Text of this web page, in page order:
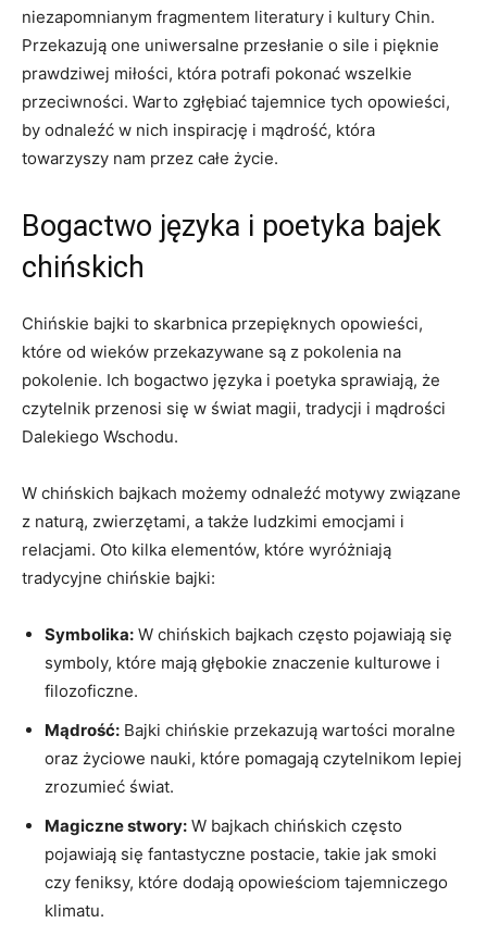
niezapomnianym fragmentem ⁣literatury i kultury Chin.
Przekazują⁣ one​ uniwersalne przesłanie o sile i ‌pięknie
prawdziwej miłości, która potrafi ‌pokonać wszelkie
przeciwności. Warto zgłębiać tajemnice tych opowieści,
by odnaleźć w nich inspirację i mądrość, która
towarzyszy⁣ nam przez całe życie.
Bogactwo języka i poetyka bajek
‌chińskich
Chińskie bajki to skarbnica przepięknych opowieści,
które od wieków przekazywane są z pokolenia na
pokolenie. Ich bogactwo języka i ⁤poetyka sprawiają, że
⁣czytelnik przenosi się w świat magii, tradycji i mądrości
Dalekiego ‌Wschodu.
W chińskich bajkach możemy odnaleźć motywy związane
z naturą, zwierzętami, a także‌ ludzkimi emocjami i
relacjami. Oto kilka elementów, które wyróżniają
tradycyjne chińskie ⁢bajki:
Symbolika: W chińskich bajkach często pojawiają się
symboly, które mają głębokie znaczenie kulturowe i
filozoficzne.
Mądrość: Bajki chińskie przekazują​ wartości moralne
oraz życiowe nauki, które pomagają czytelnikom lepiej
zrozumieć świat.
Magiczne stwory: W bajkach‍ chińskich często
pojawiają się fantastyczne postacie, ‍takie jak smoki
czy feniksy, które dodają opowieściom tajemniczego
klimatu.